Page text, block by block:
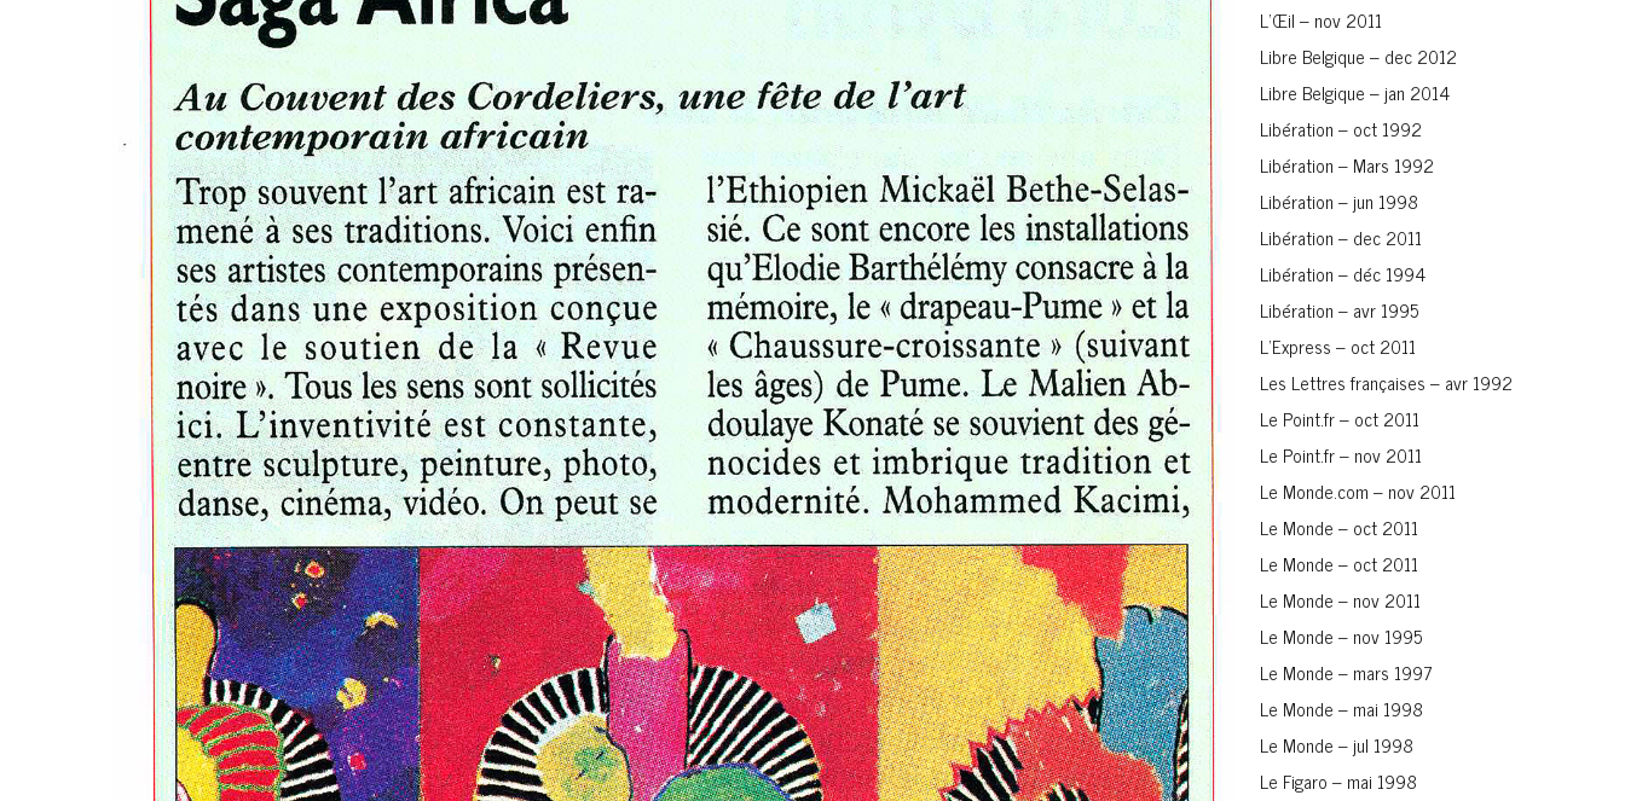
L’Œil – nov 2011
Libre Belgique – dec 2012
Libre Belgique – jan 2014
Libération – oct 1992
Libération – Mars 1992
Libération – jun 1998
Libération – dec 2011
Libération – déc 1994
Libération – avr 1995
L’Express – oct 2011
Les Lettres françaises – avr 1992
Le Point.fr – oct 2011
Le Point.fr – nov 2011
Le Monde.com – nov 2011
Le Monde – oct 2011
Le Monde – oct 2011
Le Monde – nov 2011
Le Monde – nov 1995
Le Monde – mars 1997
Le Monde – mai 1998
Le Monde – jul 1998
Le Figaro – mai 1998